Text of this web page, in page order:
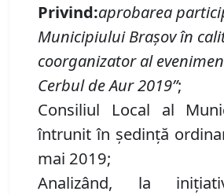
Privind:aprobarea
Municipiului Brașov în
coorganizator al
Cerbul de Aur 2019”;
Consiliul Local al
întrunit în ședință
mai 2019;
Analizând, la